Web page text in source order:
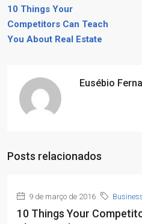
10 Things Your
Competitors Can Teach
You About Real Estate
Eusébio
Posts relacionados
9 de março de 2016
10 Things Your